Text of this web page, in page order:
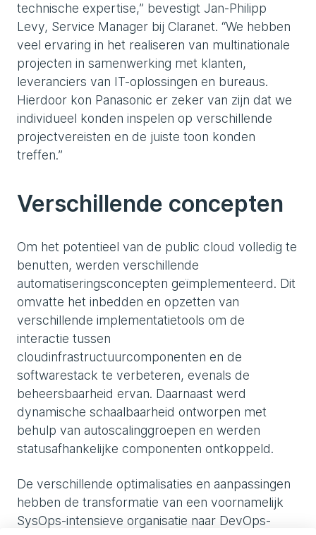
technische expertise,” bevestigt Jan-Philipp
Levy, Service Manager bij Claranet. “We hebben
veel ervaring in het realiseren van multinationale
projecten in samenwerking met klanten,
leveranciers van IT-oplossingen en bureaus.
Hierdoor kon Panasonic er zeker van zijn dat we
individueel konden inspelen op verschillende
projectvereisten en de juiste toon konden
treffen.”
Verschillende concepten
Om het potentieel van de public cloud volledig te
benutten, werden verschillende
automatiseringsconcepten geïmplementeerd. Dit
omvatte het inbedden en opzetten van
verschillende implementatietools om de
interactie tussen
cloudinfrastructuurcomponenten en de
softwarestack te verbeteren, evenals de
beheersbaarheid ervan. Daarnaast werd
dynamische schaalbaarheid ontworpen met
behulp van autoscalinggroepen en werden
statusafhankelijke componenten ontkoppeld.
De verschillende optimalisaties en aanpassingen
hebben de transformatie van een voornamelijk
SysOps-intensieve organisatie naar DevOps-